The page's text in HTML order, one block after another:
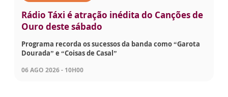
Rádio Táxi é atração inédita do Canções de
Ouro deste sábado
Programa recorda os sucessos da banda como “Garota
Dourada” e “Coisas de Casal”
06 AGO 2026 - 10H00